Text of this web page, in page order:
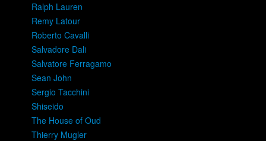
Ralph Lauren
Remy Latour
Roberto Cavalli
Salvadore Dali
Salvatore Ferragamo
Sean John
Sergio Tacchini
Shiseido
The House of Oud
Thierry Mugler